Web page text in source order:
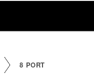
8 PORT